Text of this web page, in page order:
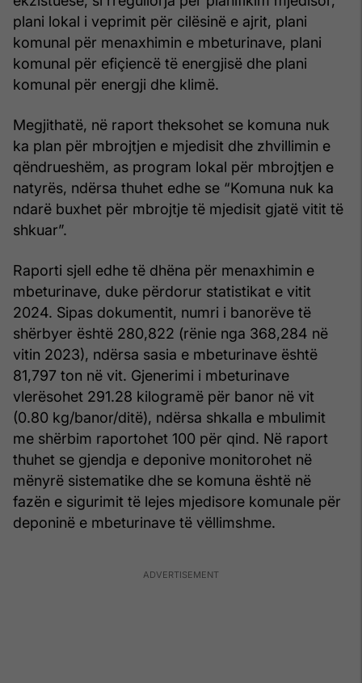
plani lokal i veprimit për cilësinë e ajrit, plani
komunal për menaxhimin e mbeturinave, plani
komunal për efiçiencë të energjisë dhe plani
komunal për energji dhe klimë.
Megjithatë, në raport theksohet se komuna nuk
ka plan për mbrojtjen e mjedisit dhe zhvillimin e
qëndrueshëm, as program lokal për mbrojtjen e
natyrës, ndërsa thuhet edhe se “Komuna nuk ka
ndarë buxhet për mbrojtje të mjedisit gjatë vitit të
shkuar”.
Raporti sjell edhe të dhëna për menaxhimin e
mbeturinave, duke përdorur statistikat e vitit
2024. Sipas dokumentit, numri i banorëve të
shërbyer është 280,822 (rënie nga 368,284 në
vitin 2023), ndërsa sasia e mbeturinave është
81,797 ton në vit. Gjenerimi i mbeturinave
vlerësohet 291.28 kilogramë për banor në vit
(0.80 kg/banor/ditë), ndërsa shkalla e mbulimit
me shërbim raportohet 100 për qind. Në raport
thuhet se gjendja e deponive monitorohet në
mënyrë sistematike dhe se komuna është në
fazën e sigurimit të lejes mjedisore komunale për
deponinë e mbeturinave të vëllimshme.